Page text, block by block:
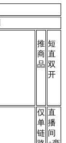
推
商
品
短
直
双
开
仅
单
链
直
播
间